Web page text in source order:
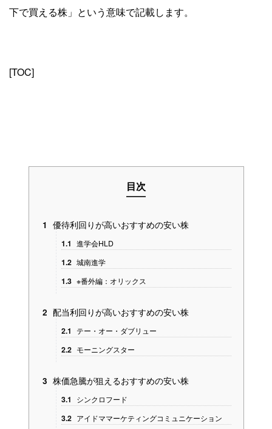
下で買える株」という意味で記載します。
[TOC]
目次
1 優待利回りが高いおすすめの安い株
1.1 進学会HLD
1.2 城南進学
1.3 ※番外編：オリックス
2 配当利回りが高いおすすめの安い株
2.1 テー・オー・ダブリュー
2.2 モーニングスター
3 株価急騰が狙えるおすすめの安い株
3.1 シンクロフード
3.2 アイドママーケティングコミュニケーション